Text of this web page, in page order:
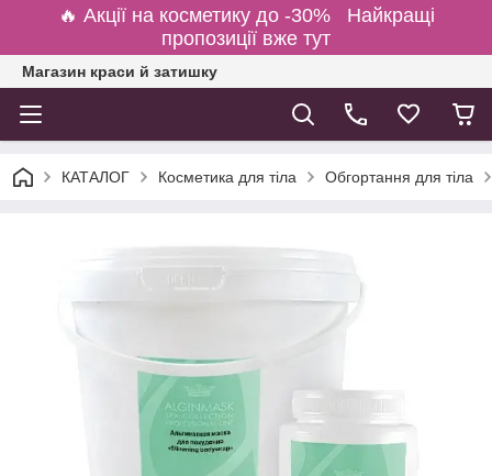
🔥 Акції на косметику до -30% Найкращі
пропозиції вже тут
Магазин краси й затишку
КАТАЛОГ Косметика для тіла Обгортання для тіла